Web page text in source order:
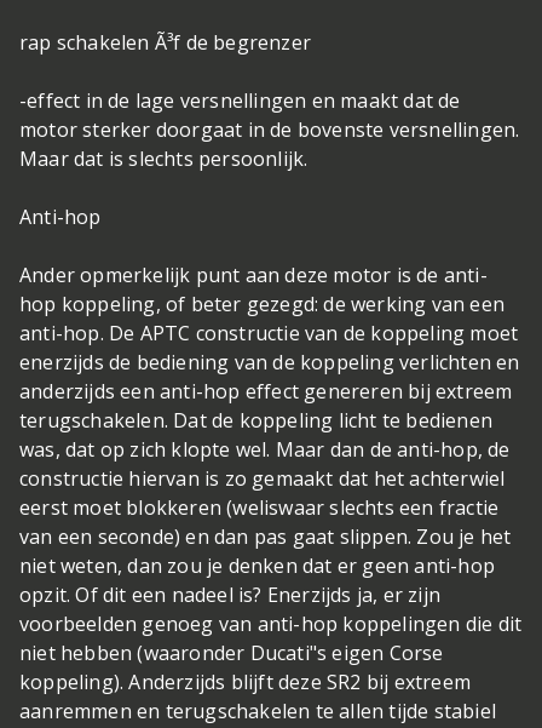
rap schakelen Ã³f de begrenzer
-effect in de lage versnellingen en maakt dat de
motor sterker doorgaat in de bovenste versnellingen.
Maar dat is slechts persoonlijk.
Anti-hop
Ander opmerkelijk punt aan deze motor is de anti-
hop koppeling, of beter gezegd: de werking van een
anti-hop. De APTC constructie van de koppeling moet
enerzijds de bediening van de koppeling verlichten en
anderzijds een anti-hop effect genereren bij extreem
terugschakelen. Dat de koppeling licht te bedienen
was, dat op zich klopte wel. Maar dan de anti-hop, de
constructie hiervan is zo gemaakt dat het achterwiel
eerst moet blokkeren (weliswaar slechts een fractie
van een seconde) en dan pas gaat slippen. Zou je het
niet weten, dan zou je denken dat er geen anti-hop
opzit. Of dit een nadeel is? Enerzijds ja, er zijn
voorbeelden genoeg van anti-hop koppelingen die dit
niet hebben (waaronder Ducati"s eigen Corse
koppeling). Anderzijds blijft deze SR2 bij extreem
aanremmen en terugschakelen te allen tijde stabiel